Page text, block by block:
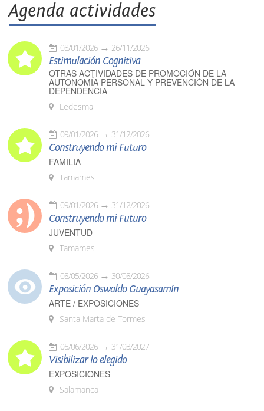
Agenda actividades
08/01/2026 26/11/2026
Estimulación Cognitiva
OTRAS ACTIVIDADES DE PROMOCIÓN DE LA
AUTONOMÍA PERSONAL Y PREVENCIÓN DE LA
DEPENDENCIA
Ledesma
09/01/2026 31/12/2026
Construyendo mi Futuro
FAMILIA
Tamames
09/01/2026 31/12/2026
Construyendo mi Futuro
JUVENTUD
Tamames
08/05/2026 30/08/2026
Exposición Oswaldo Guayasamín
ARTE / EXPOSICIONES
Santa Marta de Tormes
05/06/2026 31/03/2027
Visibilizar lo elegido
EXPOSICIONES
Salamanca